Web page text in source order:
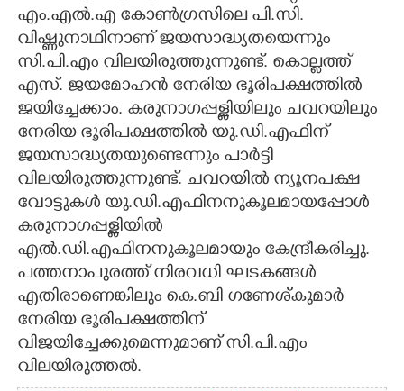
എം.എൽ.എ കോൺഗ്രസിലെ പി.സി.
വിഷ്ണുനാഥിനാണ് ജയസാദ്ധ്യതയെന്നും
സി.പി.എം വിലയിരുത്തുന്നുണ്ട്. കൊല്ലത്ത്
എസ്. ജയമോഹൻ നേരിയ ഭൂരിപക്ഷത്തിൽ
ജയിച്ചേക്കാം. കരുനാഗപ്പള്ളിയിലും ചവറയിലും
നേരിയ ഭൂരിപക്ഷത്തിൽ യു.ഡി.എഫിന്
ജയസാദ്ധ്യതയുണ്ടെന്നും പാർട്ടി
വിലയിരുത്തുന്നുണ്ട്. ചവറയിൽ ന്യൂനപക്ഷ
വോട്ടുകൾ യു.ഡി.എഫിനനുകൂലമായപ്പോൾ
കരുനാഗപ്പള്ളിയിൽ
എൽ.ഡി.എഫിനനുകൂലമായും കേന്ദ്രീകരിച്ചു.
പത്തനാപുരത്ത് നിരവധി ഘടകങ്ങൾ
എതിരാണെങ്കിലും കെ.ബി ഗണേശ്കുമാർ
നേരിയ ഭൂരിപക്ഷത്തിന്
വിജയിച്ചേക്കുമെന്നുമാണ് സി.പി.എം
വിലയിരുത്തൽ.